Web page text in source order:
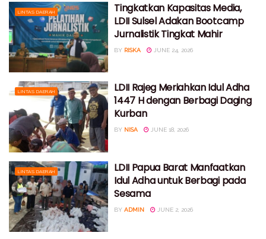
LINTAS DAERAH
Tingkatkan Kapasitas Media,
LDII Sulsel Adakan Bootcamp
Jurnalistik Tingkat Mahir
BY RISKA JUNE 24, 2026
LINTAS DAERAH
LDII Rajeg Meriahkan Idul Adha
1447 H dengan Berbagi Daging
Kurban
BY NISA JUNE 18, 2026
LINTAS DAERAH
LDII Papua Barat Manfaatkan
Idul Adha untuk Berbagi pada
Sesama
BY ADMIN JUNE 2, 2026